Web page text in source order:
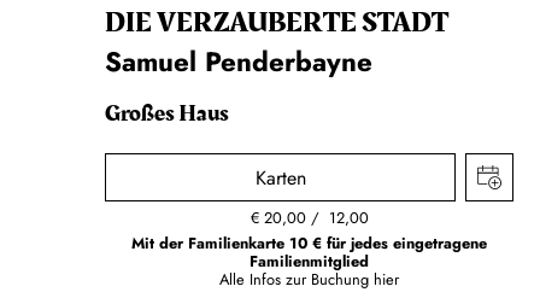
DIE VERZAUBERTE STADT
Samuel Penderbayne
Großes Haus
Karten
€ 20,00
12,00
Mit der Familienkarte 10 € für jedes eingetragene
Familienmitglied
Alle Infos zur Buchung hier